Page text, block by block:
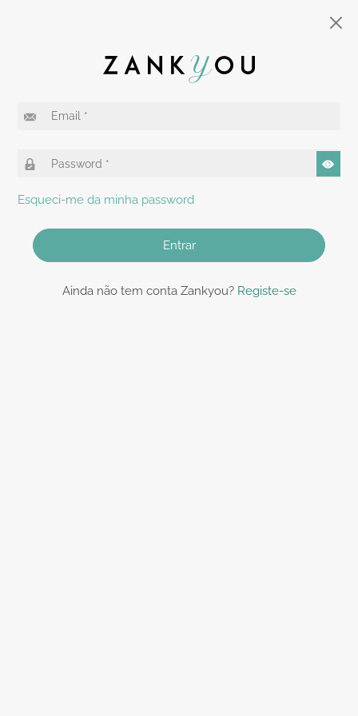
Esqueci-me da minha password
Entrar
Ainda não tem conta Zankyou? Registe-se